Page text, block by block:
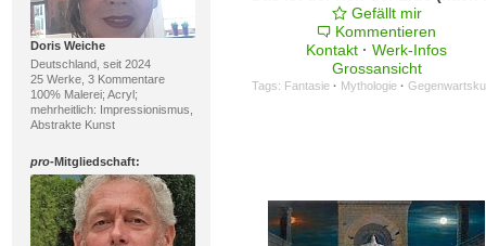
Doris Weiche
Deutschland, seit 2024
25 Werke, 3 Kommentare
100% Malerei; Acryl;
mehrheitlich: Impressionismus,
Abstrakte Kunst
pro-Mitgliedschaft:
Gefällt mir
Kommentieren
Kontakt · Werk-Infos
Grossansicht
Tags: Fantasie · Mythologie ·